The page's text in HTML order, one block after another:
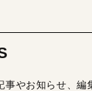
事やお知らせ、編